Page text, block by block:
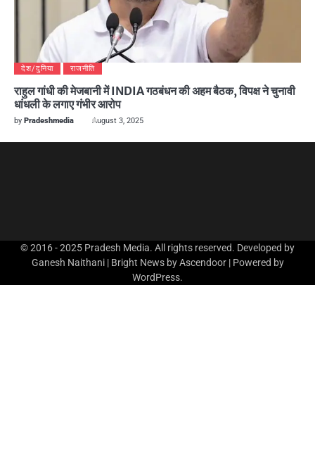
देश/दुनिया राजनीति
राहुल गांधी की मेजबानी में INDIA गठबंधन की अहम बैठक, विपक्ष ने चुनावी
धांधली के लगाए गंभीर आरोप
by Pradeshmedia August 3, 2025
© 2016 - 2025 Pradesh Media. All rights reserved. Developed by
Ganesh Naithani | Bright News byAscendoor| Powered by
WordPress.